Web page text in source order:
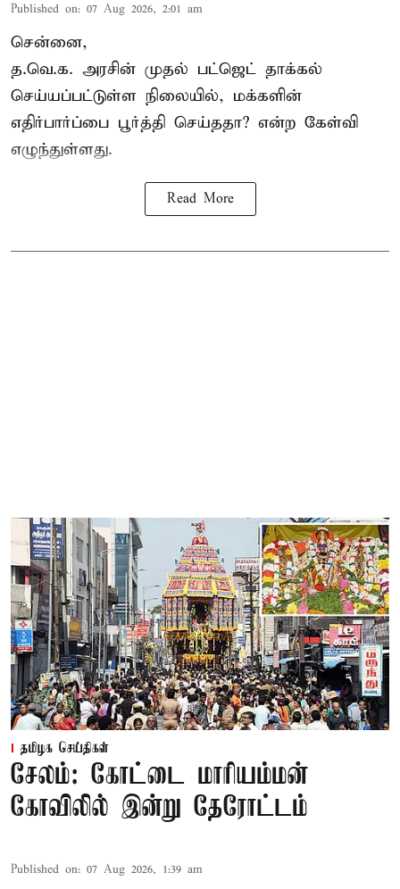
Published on: 07 Aug 2026, 2:01 am
சென்னை,
த.வெ.க. அரசின் முதல் பட்ஜெட் தாக்கல்
செய்யப்பட்டுள்ள நிலையில், மக்களின்
எதிர்பார்ப்பை பூர்த்தி செய்ததா? என்ற கேள்வி
எழுந்துள்ளது.
Read More
தமிழக செய்திகள்
சேலம்: கோட்டை மாரியம்மன்
கோவிலில் இன்று தேரோட்டம்
Published on: 07 Aug 2026, 1:39 am